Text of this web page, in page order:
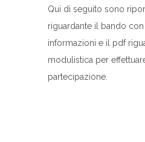
Qui di seguito sono
riguardante il bando
informazioni e il pdf
modulistica per
partecipazione.